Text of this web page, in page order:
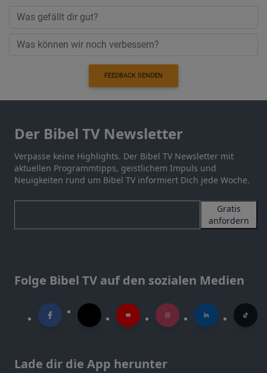
FEEDBACK SENDEN
Der Bibel TV Newsletter
Verpasse keine Highlights. Der Bibel TV Newsletter mit
aktuellen Programmtipps, geistlichem Impuls und
Neuigkeiten rund um Bibel TV informiert Dich jede Woche.
Gratis
anfordern
Folge Bibel TV auf den sozialen Medien
Lade dir die App herunter